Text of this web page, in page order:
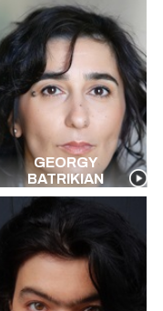
GEORGY
BATRIKIAN